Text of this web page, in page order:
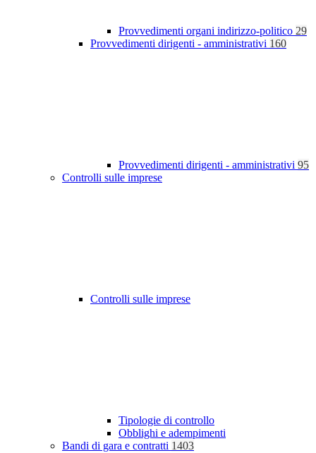
Provvedimenti organi indirizzo-politico 29
Provvedimenti dirigenti - amministrativi 160
Provvedimenti dirigenti - amministrativi 95
Controlli sulle imprese
Controlli sulle imprese
Tipologie di controllo
Obblighi e adempimenti
Bandi di gara e contratti 1403